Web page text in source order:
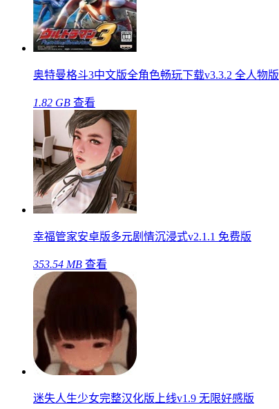
奥特曼格斗3中文版全角色畅玩下载v3.3.2 全人物版
1.82 GB 查看
幸福管家安卓版多元剧情沉浸式v2.1.1 免费版
353.54 MB 查看
迷失人生少女完整汉化版上线v1.9 无限好感版